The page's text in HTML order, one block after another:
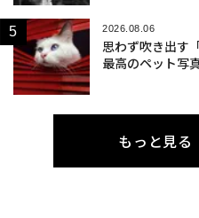
2026.08.06
思わず吹き出す
最高のペット写
もっと見る